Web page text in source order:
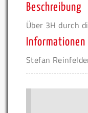
Beschreibung
Über 3H durch
Informationen
Stefan